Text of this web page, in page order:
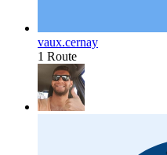
vaux.cernay
1 Route